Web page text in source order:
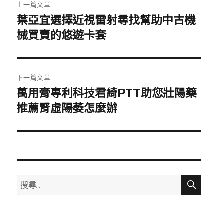
章
導
覽
上一篇文章
上
一
文
章:
葉亞宜選擇近視雷射尋找幫助中古機
械買賣的悠遊卡套
下一篇文章
下
一
文
萬用膏專利科技君綺PTT助您壯陽藥
推薦腎虛陽萎怎麼辦
搜
尋
搜